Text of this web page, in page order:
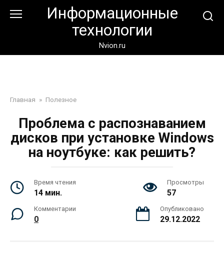
Информационные
технологии
Nvion.ru
Главная » Полезное
Проблема с распознаванием
дисков при установке Windows
на ноутбуке: как решить?
Время чтения
14 мин.
Просмотры
57
Комментарии
0
Опубликовано
29.12.2022